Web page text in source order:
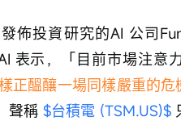
佈投資研究的AI 公司
表示，「目前市場注意
正醞釀一場同樣嚴重的危
聲稱 $台積電 (TSM.US)$